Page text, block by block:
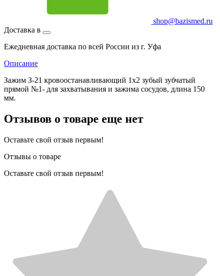
shop@bazismed.ru
Доставка в
Ежедневная доставка по всей России из г. Уфа
Описание
Зажим З-21 кровоостанавливающий 1x2 зубый зубчатый
прямой №1- для захватывания и зажима сосудов, длина 150
мм.
Отзывов о товаре еще нет
Оставьте свой отзыв первым!
Отзывы о товаре
Оставьте свой отзыв первым!